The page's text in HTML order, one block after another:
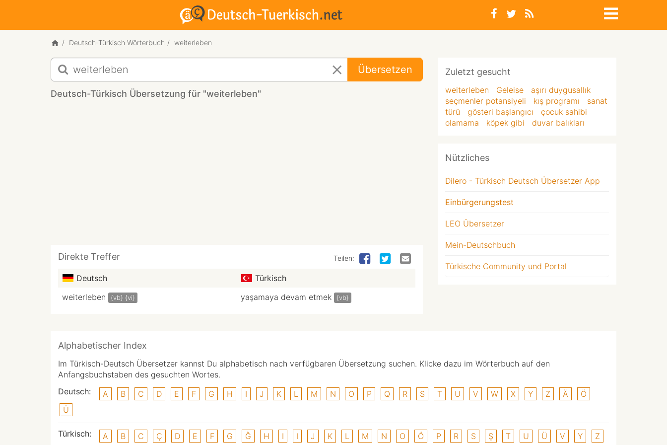
Deutsch-Türkisch Wörterbuch weiterleben
Deutsch-
Türkisch
Übersetzung
für
Übersetzen
Deutsch-Türkisch Übersetzung für "weiterleben"
Direkte Treffer Teilen:
Deutsch
Türkisch
weiterleben
{vb} {vi} yaşamaya devam etmek {vb}
Zuletzt gesucht
weiterleben Geleise
aşırı duygusallık
seçmenler potansiyeli
kış programı
sanat
türü
gösteri başlangıcı
çocuk sahibi
olamama
köpek gibi duvar balıkları
Nützliches
Dilero - Türkisch Deutsch Übersetzer App
Einbürgerungstest
LEO Übersetzer
Mein-Deutschbuch
Türkische Community und Portal
Alphabetischer Index
Im Türkisch-Deutsch Übersetzer kannst Du alphabetisch nach verfügbaren Übersetzung suchen. Klicke dazu im Wörterbuch auf den
Anfangsbuchstaben des gesuchten Wortes.
Deutsch:
A B C D E F G H I J K L M N O P Q R S T U V W X Y Z Ä
Ö
Ü
Türkisch: A B C Ç D E F G Ğ H I I J K L M N O Ö P R S Ş T U Ü V Y Z